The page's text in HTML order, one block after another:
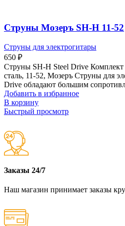
Струны Мозеръ SH-H 11-52
Струны для электрогитары
650 ₽
Струны SH-H Steel Drive Комплект
сталь, 11-52, Мозеръ Струны для
Drive обладают большим
Добавить в избранное
В корзину
Быстрый просмотр
Заказы 24/7
Наш магазин принимает заказы